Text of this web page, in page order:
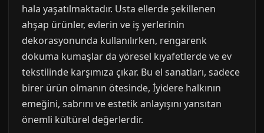
hala yaşatılmaktadır. Usta ellerde şekillenen
ahşap ürünler, evlerin ve iş yerlerinin
dekorasyonunda kullanılırken, rengarenk
dokuma kumaşlar da yöresel kıyafetlerde ve ev
tekstilinde karşımıza çıkar. Bu el sanatları, sadece
birer ürün olmanın ötesinde, İyidere halkının
emeğini, sabrını ve estetik anlayışını yansıtan
önemli kültürel değerlerdir.